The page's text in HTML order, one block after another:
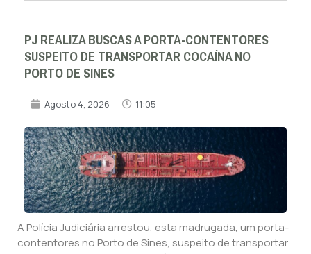
PJ REALIZA BUSCAS A PORTA-CONTENTORES
SUSPEITO DE TRANSPORTAR COCAÍNA NO
PORTO DE SINES
Agosto 4, 2026 11:05
A Polícia Judiciária arrestou, esta madrugada, um porta-
contentores no Porto de Sines, suspeito de transportar